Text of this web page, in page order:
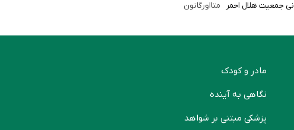
جمعیت هلال احمر متااورگانون
مادر و کودک
نگاهی به آینده
پزشکی مبتنی بر شواهد